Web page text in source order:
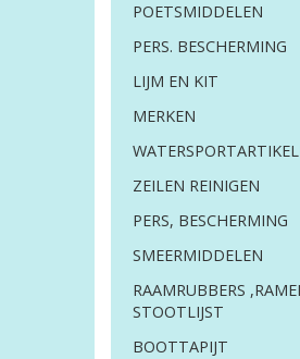
POETSMIDDELEN
PERS. BESCHERMING
LIJM EN KIT
MERKEN
ZEILEN REINIGEN
PERS, BESCHERMING
SMEERMIDDELEN
RAAMRUBBERS
STOOTLIJST
BOOTTAPIJT